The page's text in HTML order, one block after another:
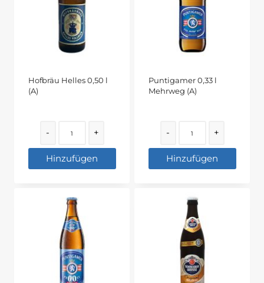
Hofbräu Helles 0,50 l
(A)
- +
Hinzufügen
Puntigamer 0,33 l
Mehrweg (A)
- +
Hinzufügen